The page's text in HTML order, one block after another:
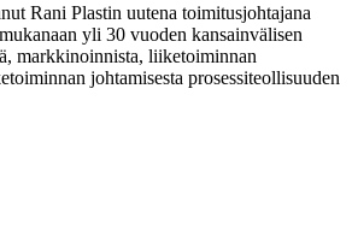
Rani Plastin uutena toimitusjohtajana
yli 30 vuoden kansainvälisen
markkinoinnista, liiketoiminnan
johtamisesta prosessiteollisuuden